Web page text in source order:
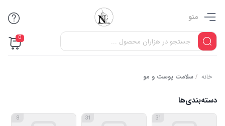
منو
0
خانه / سلامت پوست و مو
دسته‌بندی‌ها
31
31
8